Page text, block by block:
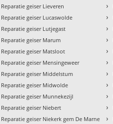
Reparatie geiser Lieveren
Reparatie geiser Lucaswolde
Reparatie geiser Lutjegast
Reparatie geiser Marum
Reparatie geiser Matsloot
Reparatie geiser Mensingeweer
Reparatie geiser Middelstum
Reparatie geiser Midwolde
Reparatie geiser Munnekezijl
Reparatie geiser Niebert
Reparatie geiser Niekerk gem De Marne
›
›
›
›
›
›
›
›
›
›
›